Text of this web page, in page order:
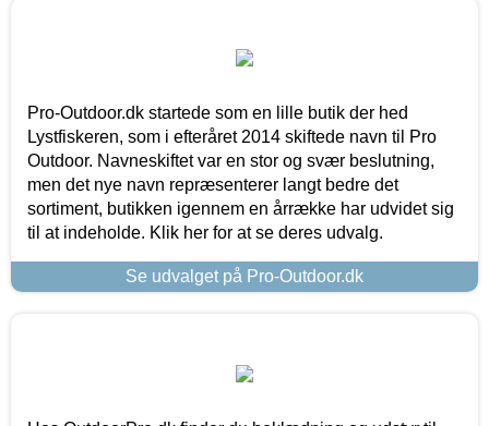
Pro-Outdoor.dk startede som en lille butik der hed
Lystfiskeren, som i efteråret 2014 skiftede navn til Pro
Outdoor. Navneskiftet var en stor og svær beslutning,
men det nye navn repræsenterer langt bedre det
sortiment, butikken igennem en årrække har udvidet sig
til at indeholde. Klik her for at se deres udvalg.
Se udvalget på Pro-Outdoor.dk